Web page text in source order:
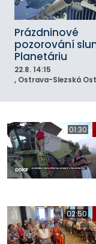
Prázdninové
pozorování
Planetáriu
22.8. 14:15
, Ostrava-Slezská
01:30
02:50